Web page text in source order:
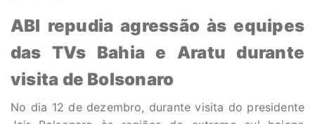
ABI repudia agressão às equipes
das TVs Bahia e Aratu durante
visita de Bolsonaro
No dia 12 de dezembro, durante visita do presidente